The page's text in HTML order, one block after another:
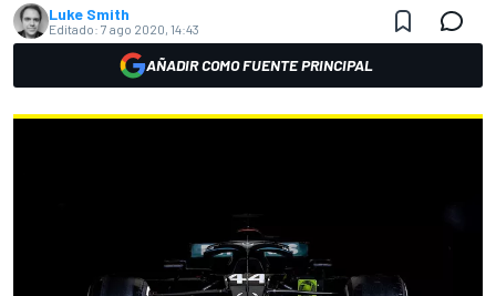
Luke Smith
Editado: 7 ago 2020, 14:43
AÑADIR COMO FUENTE PRINCIPAL